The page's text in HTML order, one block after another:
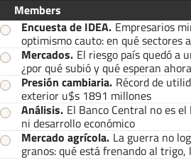
Members
Encuesta de IDEA. Empresarios
optimismo cauto: en qué sectores
Mercados. El riesgo país quedó a
¿por qué subió y qué esperan
Presión cambiaria. Récord de
exterior u$s 1891 millones
Análisis. El Banco Central no es
ni desarrollo económico
Mercado agrícola. La guerra no
granos: qué está frenando al trigo,